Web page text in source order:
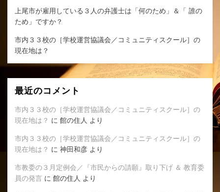
上尾市が雇用している３人の弁護士は「何のため」＆「 誰の
ため」ですか？
市内３３校の［学校運営協議会／コミュニティスクール］の
現在地は？
最近のコメント
市内３３校の［学校運営協議会／コミュニティスクール］の
現在地は？ に 館の住人 より
市内３３校の［学校運営協議会／コミュニティスクール］の
現在地は？ に 神田和彦 より
市教委の３月定例会／『市民からの請願』取り下げ ＆ 教育委
員の発言 に 館の住人 より